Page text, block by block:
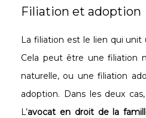
Filiation et adoption
La filiation est le lien qui unit
Cela peut être une filiation
naturelle, ou une filiation
adoption. Dans les deux
L’avocat en droit de la